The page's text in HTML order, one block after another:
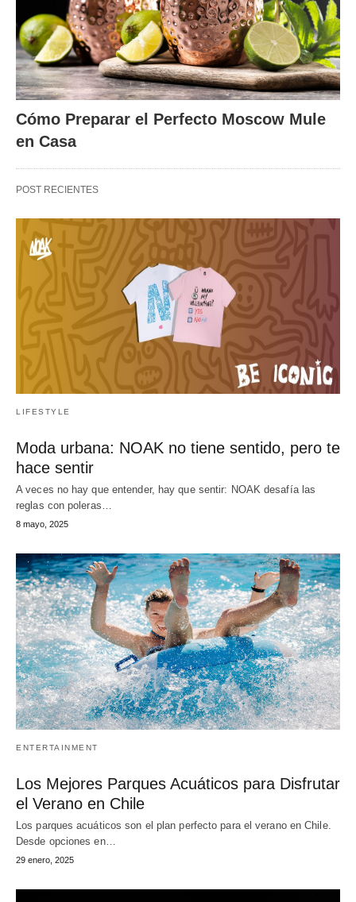
Cómo Preparar el Perfecto Moscow Mule
en Casa
POST RECIENTES
LIFESTYLE
Moda urbana: NOAK no tiene sentido, pero te
hace sentir
A veces no hay que entender, hay que sentir: NOAK desafía las
reglas con poleras…
8 mayo, 2025
ENTERTAINMENT
Los Mejores Parques Acuáticos para Disfrutar
el Verano en Chile
Los parques acuáticos son el plan perfecto para el verano en Chile.
Desde opciones en…
29 enero, 2025